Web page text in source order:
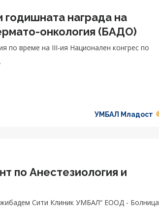
награда на
онкология (БАДО)
по време на III-ия Национален конгрес по
УМБАЛ Младост
по Анестезиология и
Сити Клиник УМБАЛ“ ЕООД - Болница